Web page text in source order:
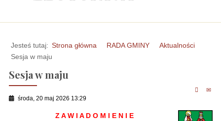
Jesteś tutaj: Strona główna RADA GMINY
Aktualności
Sesja w maju
Sesja w maju
środa, 20 maj 2026 13:29
Z A W I A D O M I E N I E